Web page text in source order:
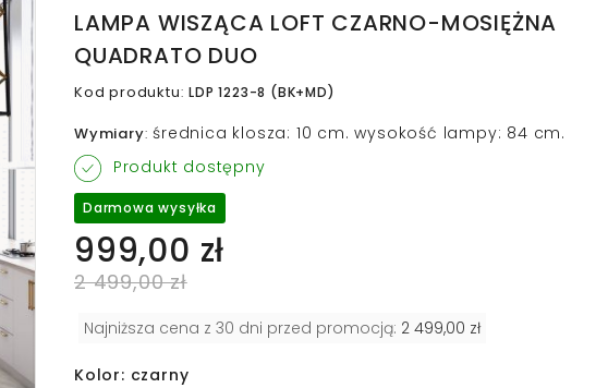
LAMPA WISZĄCA LOFT CZARNO-MOSIĘŻNA
QUADRATO DUO
Kod produktu:LDP 1223-8 (BK+MD)
Wymiary: średnica klosza: 10 cm. wysokość lampy: 84 cm.
Produkt dostępny
Darmowa wysyłka
999,00 zł
2 499,00 zł
Najniższa cena z 30 dni przed promocją: 2 499,00 zł
Kolor: czarny